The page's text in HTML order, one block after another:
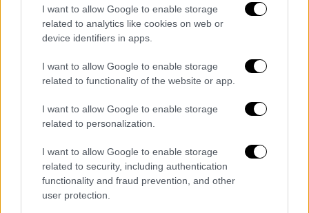
I want to allow Google to enable storage
related to analytics like cookies on web or
device identifiers in apps.
I want to allow Google to enable storage
related to functionality of the website or app.
I want to allow Google to enable storage
related to personalization.
I want to allow Google to enable storage
related to security, including authentication
functionality and fraud prevention, and other
user protection.
της διαδρομή να αγγίξει χιλιάδες
ανθρώπους. Η δημόσια στάση της
δημιούργησε έναν ουσιαστικό διάλογο γύρω
από την πρόληψη και τη δύναμη της
ανθρώπινης ψυχής